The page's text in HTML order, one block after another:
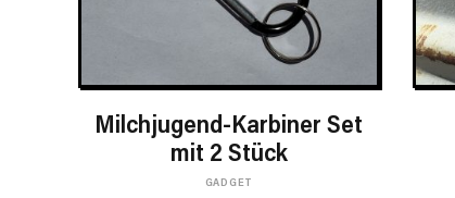
OPTIONEN WÄHLEN
Milchjugend-Karbiner Set
mit 2 Stück
GADGET